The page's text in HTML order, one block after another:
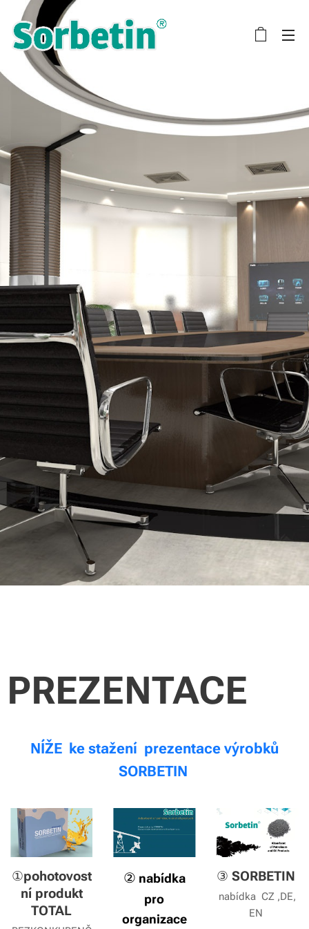
PREZENTACE
NÍŽE ke stažení prezentace výrobků
SORBETIN
①pohotovost
ní produkt
TOTAL
② nabídka
pro
organizace
③ SORBETIN
nabídka CZ ,DE,
EN